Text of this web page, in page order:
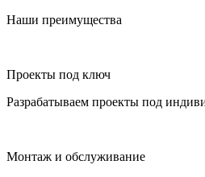
Наши преимущества
Проекты под ключ
Разрабатываем проекты под
Монтаж и обслуживание